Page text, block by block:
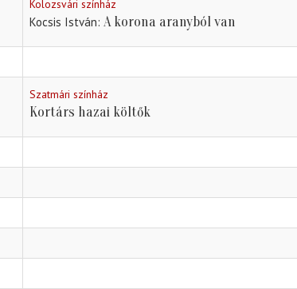
Kolozsvári színház
Kocsis István A korona aranyból van
Szatmári színház
Kortárs hazai költők